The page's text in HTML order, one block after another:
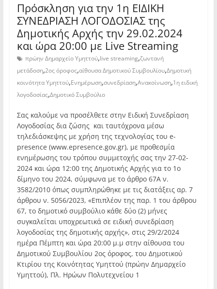
Πρόσκληση για την 1η ΕΙΔΙΚΗ
ΣΥΝΕΔΡΙΑΣΗ ΛΟΓΟΔΟΣΙΑΣ της
Δημοτικής Αρχής την 29.02.2024
και ώρα 20:00 με Live Streaming
πρώην Δημαρχείο Υμηττού,live streaming,ζωντανή
μετάδοση,2ος όροφος,αίθουσα Δημοτικού Συμβουλίου,Δημοτική
κοινότητα Υμηττού,Ενημέρωση,συνεδρίαση,Ανακοίνωση,1η ειδική
λογοδοσίας,Δημοτικό Συμβούλιο
Σας καλούμε να προσέλθετε στην Ειδική Συνεδρίαση
Λογοδοσίας δια ζώσης και ταυτόχρονα μέσω
τηλεδιάσκεψης με χρήση της τεχνολογίας του e-
presence (www.epresence.gov.gr), με προθεσμία
ενημέρωσης του τρόπου συμμετοχής σας την 27-02-
2024 και ώρα 12:00 της Δημοτικής Αρχής για το 1ο
δίμηνο του 2024, σύμφωνα με το άρθρο 67Α ν.
3582/2010 όπως συμπληρώθηκε με τις διατάξεις αρ. 7
άρθρου ν. 5056/2023, «Επιπλέον της παρ. 1 του άρθρου
67, το δημοτικό συμβούλιο κάθε δύο (2) μήνες
συγκαλείται υποχρεωτικά σε ειδική συνεδρίαση
λογοδοσίας της δημοτικής αρχής», στις 29/2/2024
ημέρα Πέμπτη και ώρα 20:00 μ.μ στην αίθουσα του
Δημοτικού Συμβουλίου 2ος όροφος, του Δημοτικού
Κτιρίου της Κοινότητας Υμηττού (πρώην Δημαρχείο
Υμηττού), Πλ. Ηρώων Πολυτεχνείου 1